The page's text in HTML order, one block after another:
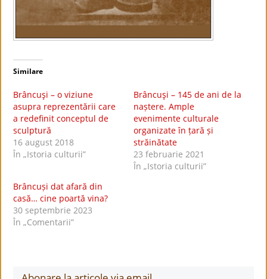
Similare
Brâncuşi – o viziune
asupra reprezentării care
a redefinit conceptul de
sculptură
16 august 2018
În „Istoria culturii”
Brâncuşi – 145 de ani de la
naștere. Ample
evenimente culturale
organizate în țară și
străinătate
23 februarie 2021
În „Istoria culturii”
Brâncuși dat afară din
casă… cine poartă vina?
30 septembrie 2023
În „Comentarii”